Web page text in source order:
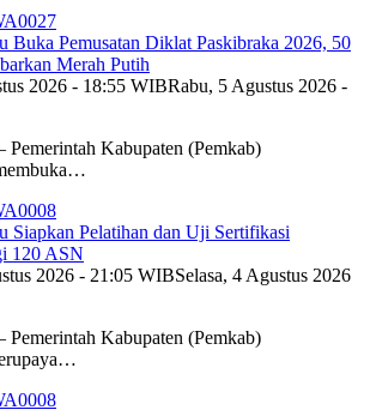
Buka Pemusatan Diklat Paskibraka 2026, 50
Merah Putih
2026 - 18:55 WIBRabu, 5 Agustus 2026 -
Kabupaten (Pemkab)
Siapkan Pelatihan dan Uji Sertifikasi
120 ASN
2026 - 21:05 WIBSelasa, 4 Agustus 2026
Kabupaten (Pemkab)